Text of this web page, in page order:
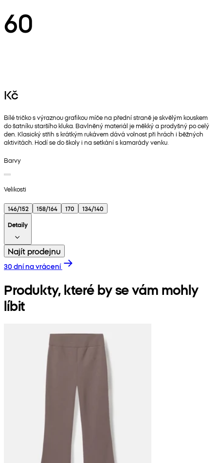
60
Kč
Bílé tričko s výraznou grafikou míče na přední straně je skvělým kouskem
do šatníku staršího kluka. Bavlněný materiál je měkký a prodyšný po celý
den. Klasický střih s krátkým rukávem dává volnost při hrách i běžných
aktivitách. Hodí se do školy i na setkání s kamarády venku.
Barvy
Velikosti
146/152 158/164 170
134/140
Detaily
Najít prodejnu
30 dní na vrácení
Produkty, které by se vám mohly
líbit